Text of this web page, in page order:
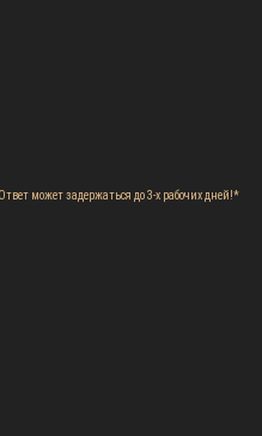
может задержаться до 3-х рабочих дней!*